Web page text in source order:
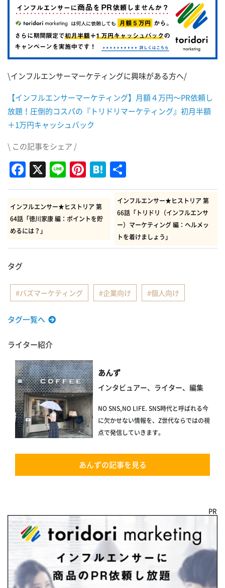
\インフルエンサーマーケティングに興味がある方へ/
【インフルエンサーマーケティング】月額４万円～PR依頼し
放題！圧倒的コスパの『トリドリマーケティング』初月半額
＋1万円キャッシュバック
\ この記事をシェア /
Facebook
X LinePinterest
Hatena
有
インフルエンサー★ヒストリア 第
64話「徳川家康 編：ポイントを貯
めるには？」
インフルエンサー★ヒストリア 第
66話「トリドリ（インフルエンサ
ー）マーケティング 編：ヘルメッ
トを着けましょう」
タグ
バズマーケティング 企業向け 個人向け
タグ一覧へ
ライター紹介
あんず
インタビュアー、ライター、編集
NO SNS,NO LIFE. SNS時代と呼ばれる今
に欠かせない情報を、Z世代ならではの視
点で発信していきます。
あんずの記事を見る
PR